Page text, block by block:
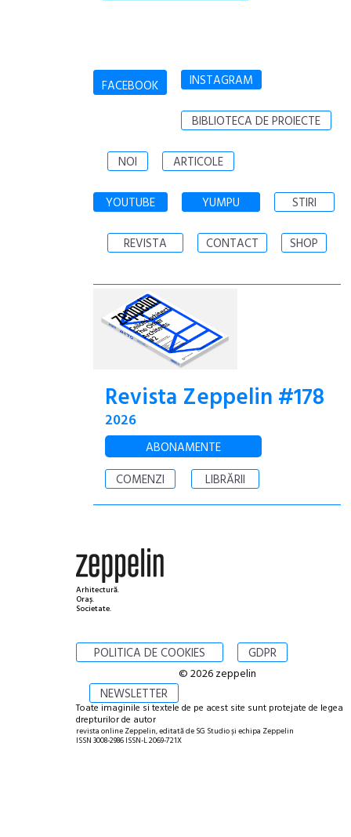
FACEBOOK INSTAGRAM
BIBLIOTECA DE PROIECTE
NOI ARTICOLE
YOUTUBE YUMPU STIRI
REVISTA CONTACT SHOP
Revista Zeppelin #178
2026
ABONAMENTE
COMENZI
LIBRĂRII
Arhitectură.
Oraș.
Societate.
POLITICA DE COOKIES GDPR
NEWSLETTER
© 2026 zeppelin
Toate imaginile si textele de pe acest site sunt protejate de legea
drepturilor de autor
revista online Zeppelin, editată de SG Studio și echipa Zeppelin
ISSN 3008-2986 ISSN-L 2069-721X